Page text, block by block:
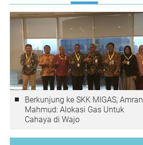
Berkunjung ke SKK MIGAS, Amran
Mahmud: Alokasi Gas Untuk
Cahaya di Wajo